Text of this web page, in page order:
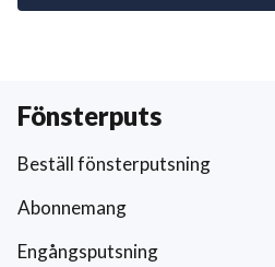
Fönsterputs
Beställ fönsterputsning
Abonnemang
Engångsputsning